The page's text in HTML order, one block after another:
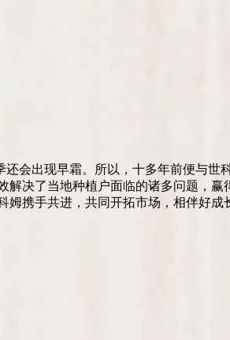
会出现早霜。所以，十多年前便与世
解决了当地种植户面临的诸多问题，赢
姆携手共进，共同开拓市场，相伴好成